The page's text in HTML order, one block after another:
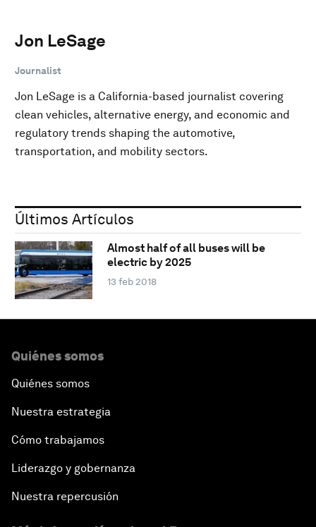
Jon LeSage
Journalist
Jon LeSage is a California-based journalist covering
clean vehicles, alternative energy, and economic and
regulatory trends shaping the automotive,
transportation, and mobility sectors.
Últimos Artículos
Almost half of all buses will be
electric by 2025
13 feb 2018
Quiénes somos
Quiénes somos
Nuestra estrategia
Cómo trabajamos
Liderazgo y gobernanza
Nuestra repercusión